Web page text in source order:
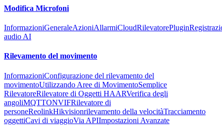
Modifica Microfoni
InformazioniGeneraleAzioniAllarmiCloudRilevatorePlugin
audio AI
Rilevamento del movimento
InformazioniConfigurazione del rilevamento del
movimentoUtilizzando Aree di MovimentoSemplice
RilevatoreRilevatore di Oggetti HAARVerifica degli
angoliMQTTONVIFRilevatore di
personeReolinkHikvisionrilevamento della velocitàTracciamento
oggettiCavi di viaggioVia APIImpostazioni Avanzate